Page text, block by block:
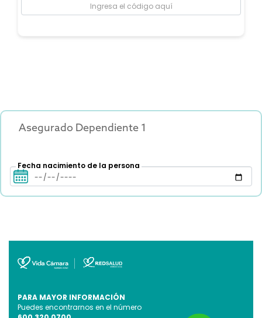
Asegurado Dependiente 1
Fecha nacimiento de la persona
PARA MAYOR INFORMACIÓN
Puedes encontrarnos en el número